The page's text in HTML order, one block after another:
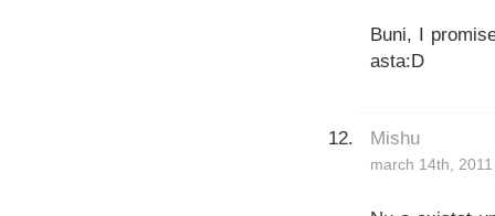
Buni, I
asta:D
Mishu
march 14th,